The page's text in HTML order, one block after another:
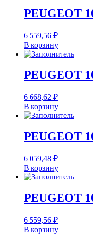
PEUGEOT
6 559,56 ₽
В корзину
PEUGEOT
6 668,62 ₽
В корзину
PEUGEOT
6 059,48 ₽
В корзину
PEUGEOT
6 559,56 ₽
В корзину